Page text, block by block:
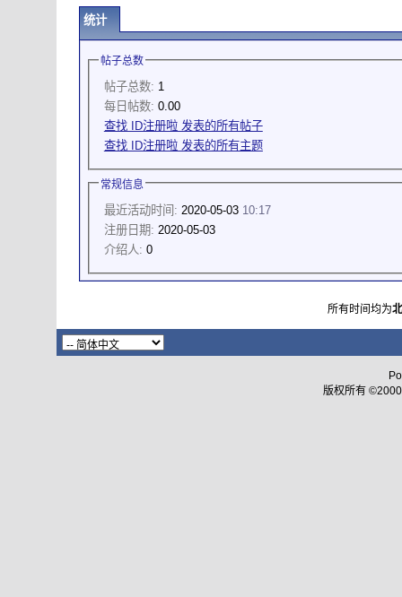
统计
帖子总数
帖子总数: 1
每日帖数: 0.00
查找 ID注册啦 发表的所有帖子
查找 ID注册啦 发表的所有主题
常规信息
最近活动时间: 2020-05-03 10:17
注册日期: 2020-05-03
介绍人: 0
所有时间均为
版权所有